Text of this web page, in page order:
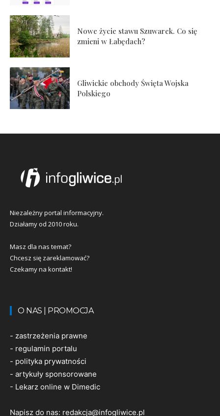
Nowe życie stawu Szuwarek. Co się
zmieni w Łabędach?
Gliwickie obchody Święta Wojska
Polskiego
Niezależny portal informacyjny.
Działamy od 2010 roku.
Masz dla nas temat?
Chcesz się zareklamować?
Czekamy na kontakt!
O NAS | PROMOCJA
- zastrzeżenia prawne
- regulamin portalu
- polityka prywatności
- artykuły sponsorowane
- Lekarz online w Dimedic
Napisz do nas: redakcja@infogliwice.pl